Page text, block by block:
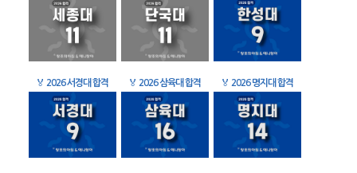
🏅 2026 서경대 합격 🏅 2026 삼육대 합격 🏅 2026 명지대 합격